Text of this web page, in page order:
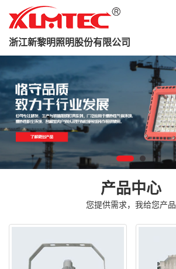
浙江新黎明照明股份有限公司
产品中心
您提供需求，我给您产品